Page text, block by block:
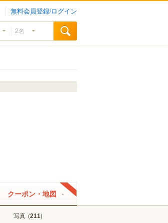
無料会員登録/ログイン
写真 (211)
クーポン・地図